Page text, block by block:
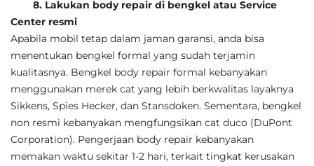
8. Lakukan body repair di bengkel atau Service
Center resmi
Apabila mobil tetap dalam jaman garansi, anda bisa
menentukan bengkel formal yang sudah terjamin
kualitasnya. Bengkel body repair formal kebanyakan
menggunakan merek cat yang lebih berkwalitas layaknya
Sikkens, Spies Hecker, dan Stansdoken. Sementara, bengkel
non resmi kebanyakan mengfungsikan cat duco (DuPont
Corporation). Pengerjaan body repair kebanyakan
memakan waktu sekitar 1-2 hari, terkait tingkat kerusakan